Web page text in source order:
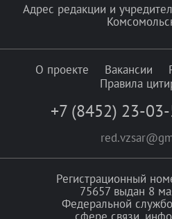
Адрес редакции и
О проекте Вакансии
Правила
+7 (8452) 23-
Регистрационный
75657 выдан 8
Федеральной